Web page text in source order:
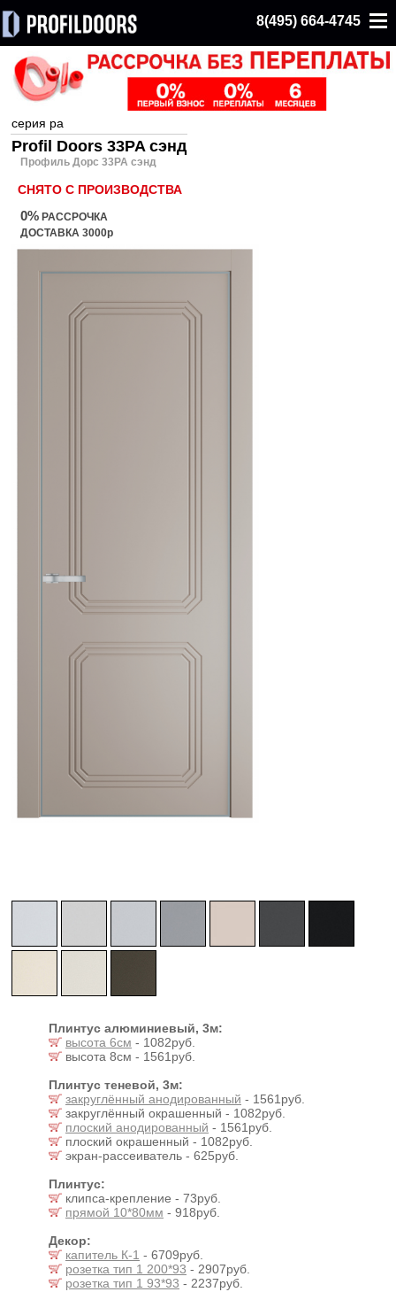
8(495) 664-4745
серия pa
Profil Doors 33PA сэнд
Профиль Дорс 33PA сэнд
СНЯТО С ПРОИЗВОДСТВА
0% РАССРОЧКА
ДОСТАВКА 3000р
Плинтус алюминиевый, 3м:
высота 6см - 1082руб.
высота 8см - 1561руб.
Плинтус теневой, 3м:
закруглённый анодированный - 1561руб.
закруглённый окрашенный - 1082руб.
плоский анодированный - 1561руб.
плоский окрашенный - 1082руб.
экран-рассеиватель - 625руб.
Плинтус:
клипса-крепление - 73руб.
прямой 10*80мм - 918руб.
Декор:
капитель К-1 - 6709руб.
розетка тип 1 200*93 - 2907руб.
розетка тип 1 93*93 - 2237руб.